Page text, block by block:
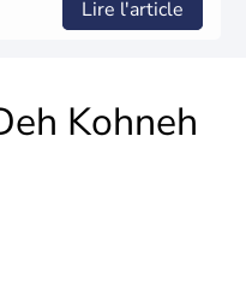
Lire l'article
Kohneh